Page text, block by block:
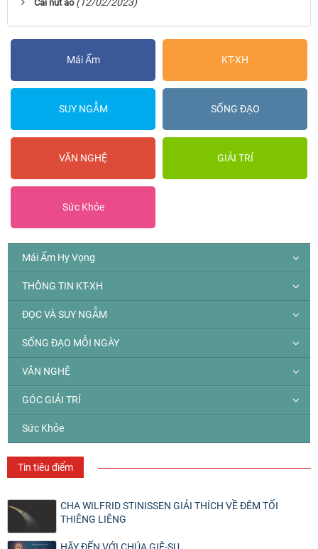
Cái nút áo
Mái Ấm KT-XH
SUY NGẪM SỐNG ĐẠO
VĂN NGHỆ GIẢI TRÍ
Sức Khỏe
Mái Ấm Hy Vọng
THÔNG TIN KT-XH
ĐỌC VÀ SUY NGẪM
SỐNG ĐẠO MỖI NGÀY
VĂN NGHỆ
GÓC GIẢI TRÍ
Sức Khỏe
Tin tiêu điểm
CHA WILFRID STINISSEN GIẢI THÍCH VỀ ĐÊM TỐI
THIÊNG LIÊNG